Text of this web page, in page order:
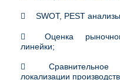
SWOT, PEST
Оценка
линейки;
Сравнительное
локализации